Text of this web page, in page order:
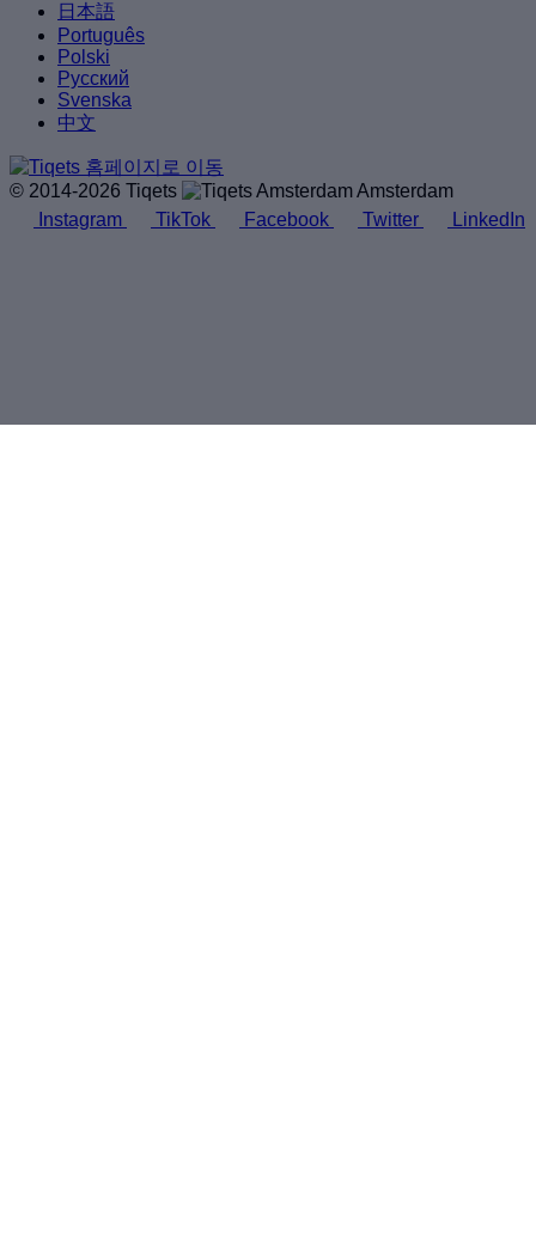
日本語
Português
Polski
Русский
Svenska
中文
© 2014-2026 Tiqets
Amsterdam
Instagram
TikTok Facebook Twitter LinkedIn